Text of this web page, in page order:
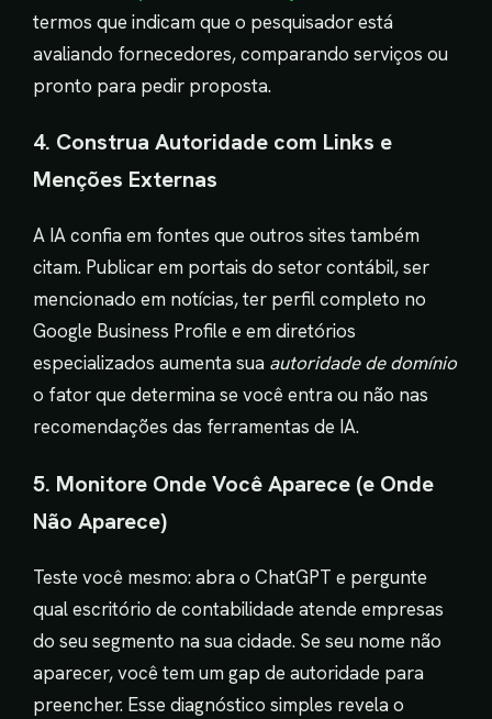
termos que indicam que o pesquisador está
avaliando fornecedores, comparando serviços ou
pronto para pedir proposta.
4. Construa Autoridade com Links e
Menções Externas
A IA confia em fontes que outros sites também
citam. Publicar em portais do setor contábil, ser
mencionado em notícias, ter perfil completo no
Google Business Profile e em diretórios
especializados aumenta sua autoridade de domínio
o fator que determina se você entra ou não nas
recomendações das ferramentas de IA.
5. Monitore Onde Você Aparece (e Onde
Não Aparece)
Teste você mesmo: abra o ChatGPT e pergunte
qual escritório de contabilidade atende empresas
do seu segmento na sua cidade. Se seu nome não
aparecer, você tem um gap de autoridade para
preencher. Esse diagnóstico simples revela o